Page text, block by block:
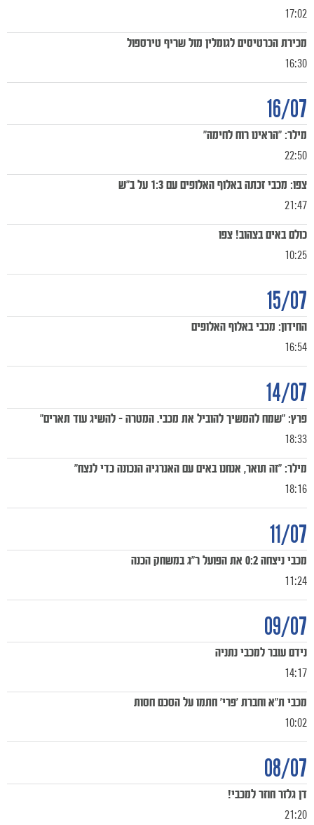
17:02
16:30
מכירת הכרטיסים לגומלין מול שריף טירספול
16/07
22:50
מילר: "הראינו רוח לחימה"
21:47
צפו: מכבי זכתה באלוף האלופים עם 1:3 על ב"ש
10:25
כולם באים בצהוב! צפו
15/07
16:54
החידון: מכבי באלוף האלופים
14/07
18:33
פרץ: "שמח להמשיך להוביל את מכבי. המטרה – להשיג עוד תארים"
18:16
מילר: "זה תואר, אנחנו באים עם האנרגיה הנכונה כדי לנצח"
11/07
11:24
מכבי ניצחה 0:2 את הפועל ר"ג במשחק הכנה
09/07
14:17
נידם עובר למכבי נתניה
10:02
מכבי ת"א וחברת 'פרי' חתמו על הסכם חסות
08/07
21:20
דן גלזר חוזר למכבי!